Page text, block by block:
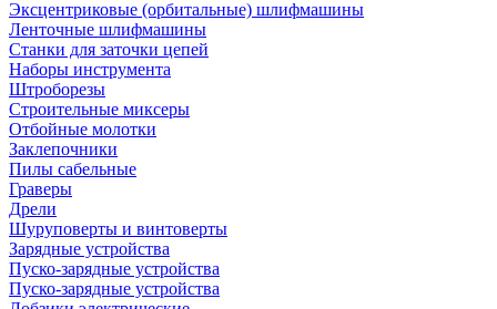
Эксцентриковые (орбитальные) шлифмашины
Ленточные шлифмашины
Станки для заточки цепей
Наборы инструмента
Штроборезы
Строительные миксеры
Отбойные молотки
Заклепочники
Пилы сабельные
Граверы
Дрели
Шуруповерты и винтоверты
Зарядные устройства
Пуско-зарядные устройства
Пуско-зарядные устройства